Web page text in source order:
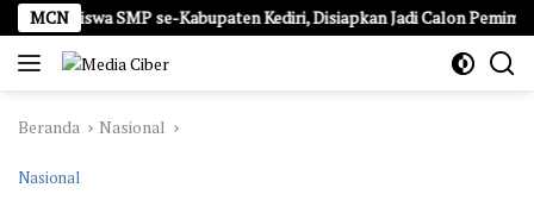
Langsung
ke
konten
MCN
Siswa SMP se-Kabupaten Kediri, Disiapkan Jadi Calon Pemimpin
Beranda Nasional
Nasional